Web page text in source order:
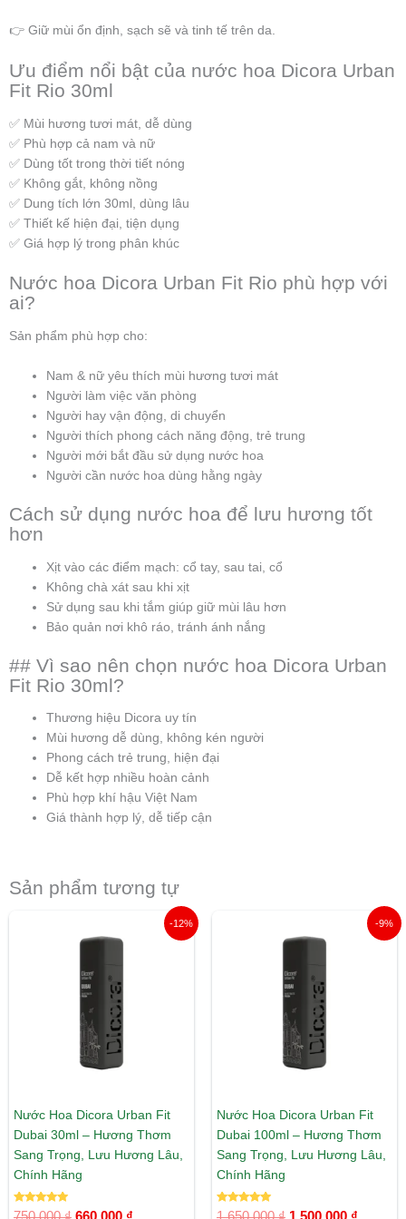
👉 Giữ mùi ổn định, sạch sẽ và tinh tế trên da.
Ưu điểm nổi bật của nước hoa Dicora Urban
Fit Rio 30ml
✅ Mùi hương tươi mát, dễ dùng
✅ Phù hợp cả nam và nữ
✅ Dùng tốt trong thời tiết nóng
✅ Không gắt, không nồng
✅ Dung tích lớn 30ml, dùng lâu
✅ Thiết kế hiện đại, tiện dụng
✅ Giá hợp lý trong phân khúc
Nước hoa Dicora Urban Fit Rio phù hợp với
ai?
Sản phẩm phù hợp cho:
Nam & nữ yêu thích mùi hương tươi mát
Người làm việc văn phòng
Người hay vận động, di chuyển
Người thích phong cách năng động, trẻ trung
Người mới bắt đầu sử dụng nước hoa
Người cần nước hoa dùng hằng ngày
Cách sử dụng nước hoa để lưu hương tốt
hơn
Xịt vào các điểm mạch: cổ tay, sau tai, cổ
Không chà xát sau khi xịt
Sử dụng sau khi tắm giúp giữ mùi lâu hơn
Bảo quản nơi khô ráo, tránh ánh nắng
## Vì sao nên chọn nước hoa Dicora Urban
Fit Rio 30ml?
Thương hiệu Dicora uy tín
Mùi hương dễ dùng, không kén người
Phong cách trẻ trung, hiện đại
Dễ kết hợp nhiều hoàn cảnh
Phù hợp khí hậu Việt Nam
Giá thành hợp lý, dễ tiếp cận
Sản phẩm tương tự
-12%
Nước Hoa Dicora Urban Fit
Dubai 30ml – Hương Thơm
Sang Trọng, Lưu Hương Lâu,
Chính Hãng
Được xếp
750.000₫
gốc
660.000 ₫
-9%
Nước Hoa Dicora Urban Fit
Dubai 100ml – Hương Thơm
Sang Trọng, Lưu Hương Lâu,
Chính Hãng
Được xếp
1.650.000₫
gốc
1.500.000 ₫
Giá
hiện